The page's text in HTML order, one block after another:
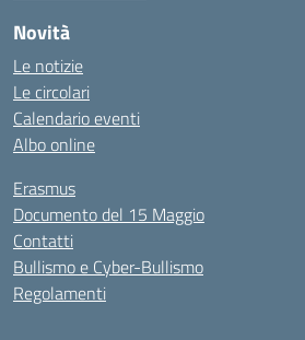
Novità
Le notizie
Le circolari
Calendario eventi
Albo online
Erasmus
Documento del 15 Maggio
Contatti
Bullismo e Cyber-Bullismo
Regolamenti